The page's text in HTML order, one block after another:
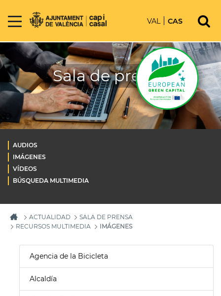
VAL CAS
Sala de prensa
AUDIOS
IMÁGENES
VÍDEOS
BÚSQUEDA MULTIMEDIA
ACTUALIDAD
SALA DE PRENSA
RECURSOS MULTIMEDIA
IMÁGENES
Agencia de la Bicicleta
Alcaldía